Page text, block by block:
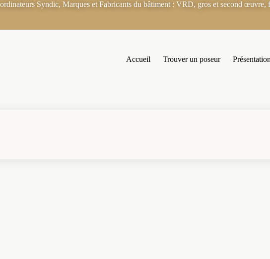
Syndic, Marques et Fabricants du bâtiment : VRD, gros et second œuvre,
Accueil Trouver un poseur Présentation